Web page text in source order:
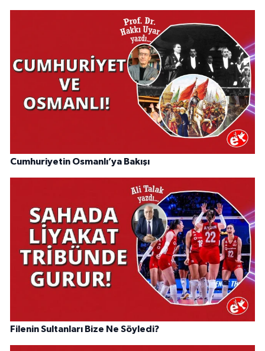
Cumhuriyetin Osmanlı’ya Bakışı
Filenin Sultanları Bize Ne Söyledi?